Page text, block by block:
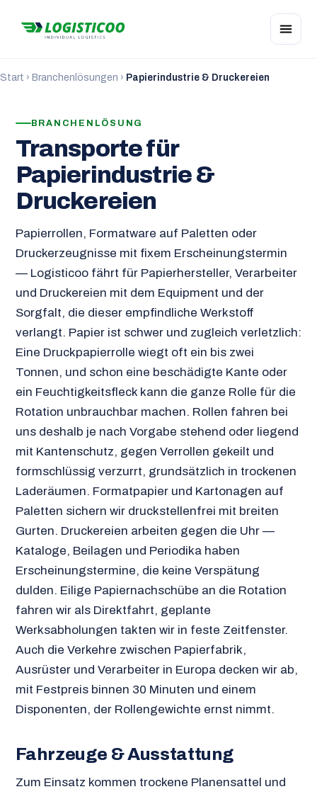
Start › Branchenlösungen › Papierindustrie & Druckereien
BRANCHENLÖSUNG
Transporte für
Papierindustrie &
Druckereien
Papierrollen, Formatware auf Paletten oder
Druckerzeugnisse mit fixem Erscheinungstermin
— Logisticoo fährt für Papierhersteller, Verarbeiter
und Druckereien mit dem Equipment und der
Sorgfalt, die dieser empfindliche Werkstoff
verlangt. Papier ist schwer und zugleich verletzlich:
Eine Druckpapierrolle wiegt oft ein bis zwei
Tonnen, und schon eine beschädigte Kante oder
ein Feuchtigkeitsfleck kann die ganze Rolle für die
Rotation unbrauchbar machen. Rollen fahren bei
uns deshalb je nach Vorgabe stehend oder liegend
mit Kantenschutz, gegen Verrollen gekeilt und
formschlüssig verzurrt, grundsätzlich in trockenen
Laderäumen. Formatpapier und Kartonagen auf
Paletten sichern wir druckstellenfrei mit breiten
Gurten. Druckereien arbeiten gegen die Uhr —
Kataloge, Beilagen und Periodika haben
Erscheinungstermine, die keine Verspätung
dulden. Eilige Papiernachschübe an die Rotation
fahren wir als Direktfahrt, geplante
Werksabholungen takten wir in feste Zeitfenster.
Auch die Verkehre zwischen Papierfabrik,
Ausrüster und Verarbeiter in Europa decken wir ab,
mit Festpreis binnen 30 Minuten und einem
Disponenten, der Rollengewichte ernst nimmt.
Fahrzeuge & Ausstattung
Zum Einsatz kommen trockene Planensattel und